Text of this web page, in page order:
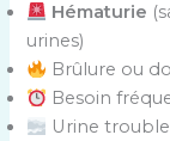
Hématurie
urines)
Brûlure ou
Besoin
Urine